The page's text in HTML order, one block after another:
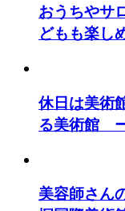
おうちやサ
どもも楽し
休日は美術
る美術館
美容師さん